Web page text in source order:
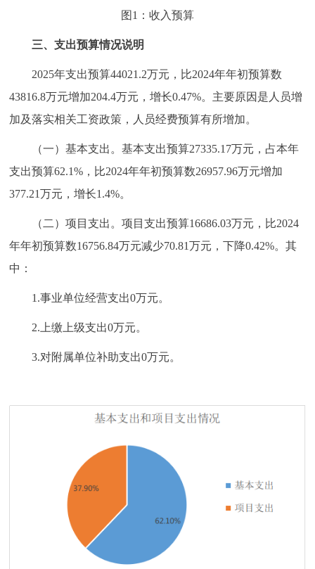
图1：收入预算
三、支出预算情况说明
2025年支出预算44021.2万元，比2024年年初预算数
43816.8万元增加204.4万元，增长0.47%。主要原因是人员增
加及落实相关工资政策，人员经费预算有所增加。
（一）基本支出。基本支出预算27335.17万元，占本年
支出预算62.1%，比2024年年初预算数26957.96万元增加
377.21万元，增长1.4%。
（二）项目支出。项目支出预算16686.03万元，比2024
年年初预算数16756.84万元减少70.81万元，下降0.42%。其
中：
1.事业单位经营支出0万元。
2.上缴上级支出0万元。
3.对附属单位补助支出0万元。